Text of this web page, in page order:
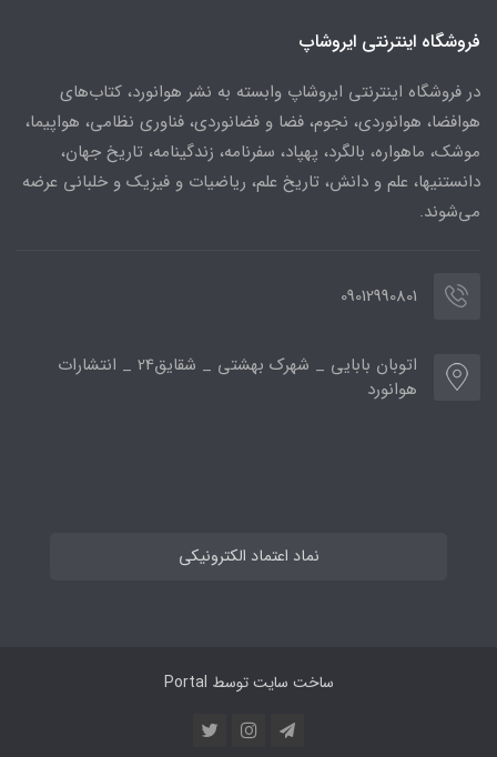
فروشگاه اینترنتی ایروشاپ
در فروشگاه اینترنتی ایروشاپ وابسته به نشر هوانورد، کتاب‌های
هوافضا، هوانوردی، نجوم، فضا و فضانوردی، فناوری نظامی، هواپیما،
موشک، ماهواره، بالگرد، پهپاد، سفرنامه، زندگینامه، تاریخ جهان،
دانستنیها، علم و دانش، تاریخ علم، ریاضیات و فیزیک و خلبانی عرضه
می‌شوند.
09012990801
اتوبان بابایی _ شهرک بهشتی _ شقایق24 _ انتشارات
هوانورد
نماد اعتماد الکترونیکی
ساخت سایت توسط Portal